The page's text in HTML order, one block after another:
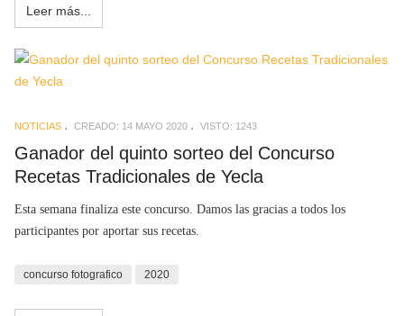
Leer más...
NOTICIAS CREADO: 14 MAYO 2020 VISTO: 1243
Ganador del quinto sorteo del Concurso
Recetas Tradicionales de Yecla
Esta semana finaliza este concurso. Damos las gracias a todos los
participantes por aportar sus recetas.
concurso fotografico 2020